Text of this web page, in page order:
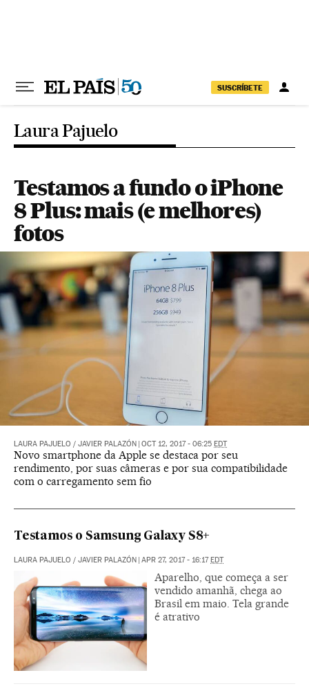
SUSCRÍBETE
Laura Pajuelo
Testamos a fundo o iPhone
8 Plus: mais (e melhores)
fotos
LAURA PAJUELO / JAVIER PALAZÓN OCT 12, 2017 - 06:25 EDT
Novo smartphone da Apple se destaca por seu
rendimento, por suas câmeras e por sua compatibilidade
com o carregamento sem fio
Testamos o Samsung Galaxy S8+
LAURA PAJUELO / JAVIER PALAZÓN APR 27, 2017 - 16:17 EDT
Aparelho, que começa a ser
vendido amanhã, chega ao
Brasil em maio. Tela grande
é atrativo